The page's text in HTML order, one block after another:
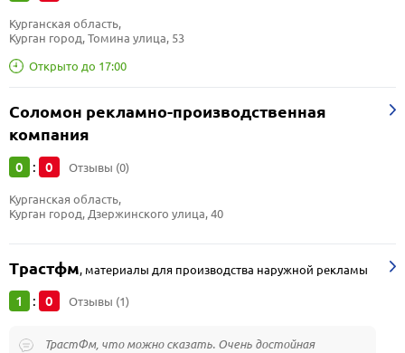
Открыто до 17:00
Курганская область,
Курган город, Томина улица, 53
Соломон рекламно-производственная
компания
0 : 0 Отзывы (0)
Курганская область,
Курган город, Дзержинского улица, 40
Трастфм, материалы для производства наружной рекламы
1 : 0 Отзывы (1)
ТрастФм, что можно сказать. Очень достойная